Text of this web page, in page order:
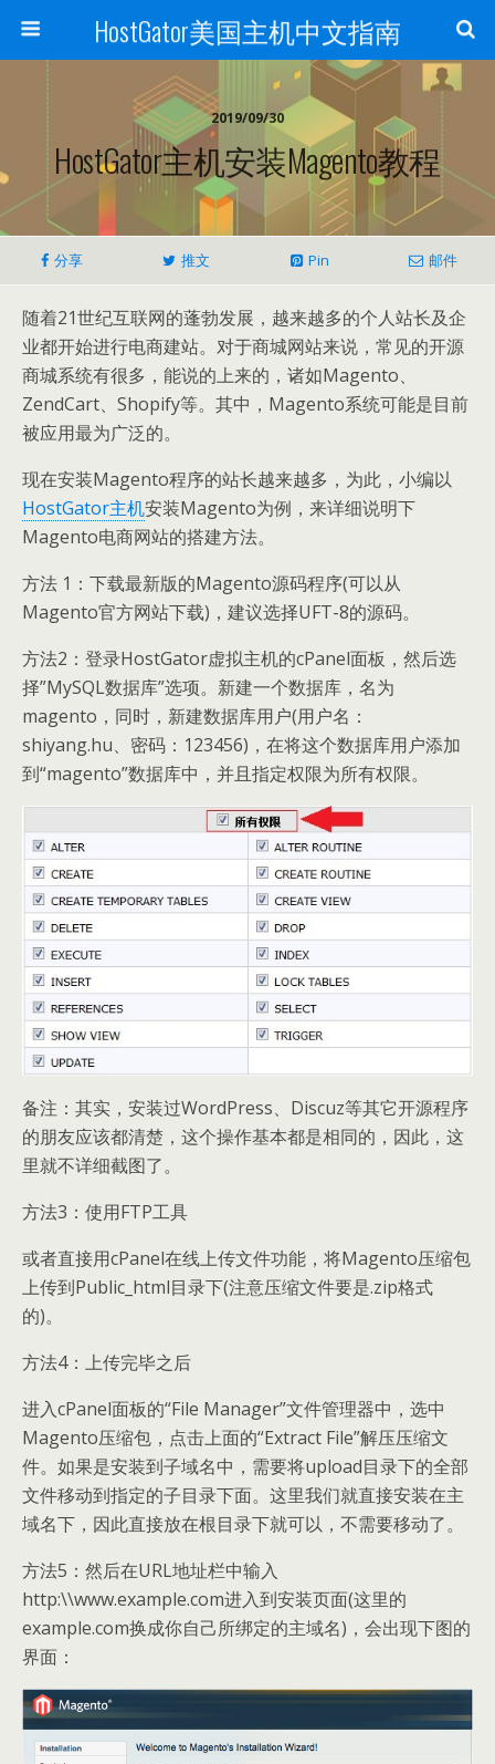
HostGator美国主机中文指南
2019/09/30
HostGator主机安装Magento教程
分享 推文 Pin 邮件
随着21世纪互联网的蓬勃发展，越来越多的个人站长及企
业都开始进行电商建站。对于商城网站来说，常见的开源
商城系统有很多，能说的上来的，诸如Magento、
ZendCart、Shopify等。其中，Magento系统可能是目前
被应用最为广泛的。
现在安装Magento程序的站长越来越多，为此，小编以
HostGator主机安装Magento为例，来详细说明下
Magento电商网站的搭建方法。
方法 1：下载最新版的Magento源码程序(可以从
Magento官方网站下载)，建议选择UFT-8的源码。
方法2：登录HostGator虚拟主机的cPanel面板，然后选
择”MySQL数据库”选项。新建一个数据库，名为
magento，同时，新建数据库用户(用户名：
shiyang.hu、密码：123456)，在将这个数据库用户添加
到“magento”数据库中，并且指定权限为所有权限。
备注：其实，安装过WordPress、Discuz等其它开源程序
的朋友应该都清楚，这个操作基本都是相同的，因此，这
里就不详细截图了。
方法3：使用FTP工具
或者直接用cPanel在线上传文件功能，将Magento压缩包
上传到Public_html目录下(注意压缩文件要是.zip格式
的)。
方法4：上传完毕之后
进入cPanel面板的“File Manager”文件管理器中，选中
Magento压缩包，点击上面的“Extract File”解压压缩文
件。如果是安装到子域名中，需要将upload目录下的全部
文件移动到指定的子目录下面。这里我们就直接安装在主
域名下，因此直接放在根目录下就可以，不需要移动了。
方法5：然后在URL地址栏中输入
http:\\www.example.com进入到安装页面(这里的
example.com换成你自己所绑定的主域名)，会出现下图的
界面：